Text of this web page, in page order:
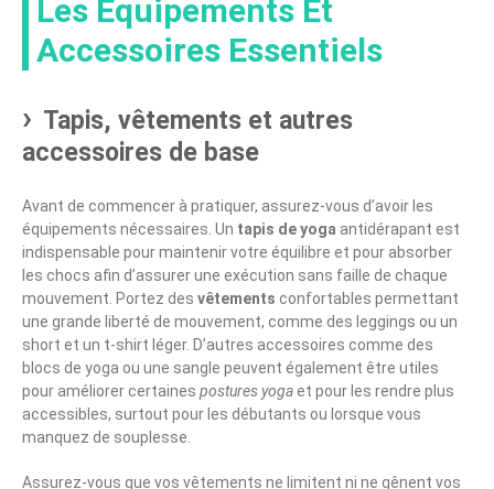
Les Équipements Et
Accessoires Essentiels
Tapis, vêtements et autres
accessoires de base
Avant de commencer à pratiquer, assurez-vous d’avoir les
équipements nécessaires. Un tapis de yoga antidérapant est
indispensable pour maintenir votre équilibre et pour absorber
les chocs afin d’assurer une exécution sans faille de chaque
mouvement. Portez des vêtements confortables permettant
une grande liberté de mouvement, comme des leggings ou un
short et un t-shirt léger. D’autres accessoires comme des
blocs de yoga ou une sangle peuvent également être utiles
pour améliorer certaines postures yogaet pour les rendre plus
accessibles, surtout pour les débutants ou lorsque vous
manquez de souplesse.
Assurez-vous que vos vêtements ne limitent ni ne gênent vos